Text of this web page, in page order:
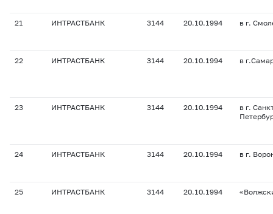
21 ИНТРАСТБАНК 3144 20.10.1994 в г.
22 ИНТРАСТБАНК 3144 20.10.1994 в
23 ИНТРАСТБАНК 3144 20.10.1994
в г.
24 ИНТРАСТБАНК 3144 20.10.1994 в г.
25 ИНТРАСТБАНК 3144 20.10.1994